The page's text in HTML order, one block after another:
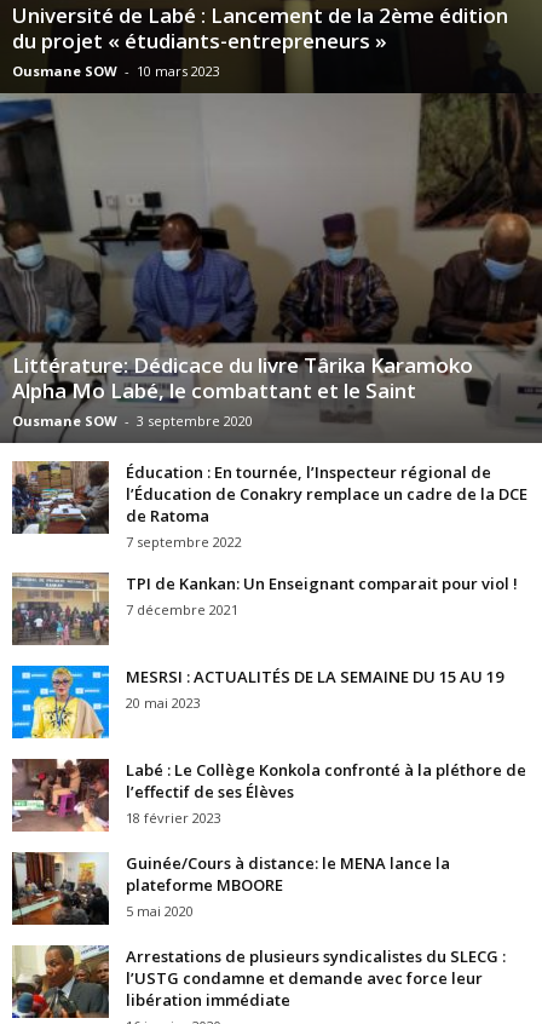
Université de Labé : Lancement de la 2ème édition
du projet « étudiants-entrepreneurs »
Ousmane SOW - 10 mars 2023
Littérature: Dédicace du livre Târika Karamoko
Alpha Mo Labé, le combattant et le Saint
Ousmane SOW - 3 septembre 2020
Éducation : En tournée, l’Inspecteur régional de
l’Éducation de Conakry remplace un cadre de la DCE
de Ratoma
7 septembre 2022
TPI de Kankan: Un Enseignant comparait pour viol !
7 décembre 2021
MESRSI : ACTUALITÉS DE LA SEMAINE DU 15 AU 19
20 mai 2023
Labé : Le Collège Konkola confronté à la pléthore de
l’effectif de ses Élèves
18 février 2023
Guinée/Cours à distance: le MENA lance la
plateforme MBOORE
5 mai 2020
Arrestations de plusieurs syndicalistes du SLECG :
l’USTG condamne et demande avec force leur
libération immédiate